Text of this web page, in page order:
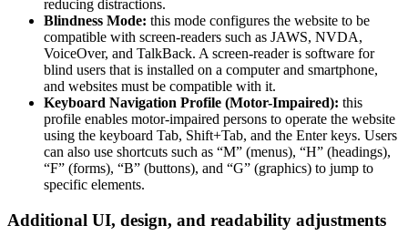
reducing distractions.
Blindness Mode: this mode configures the website to be
compatible with screen-readers such as JAWS, NVDA,
VoiceOver, and TalkBack. A screen-reader is software for
blind users that is installed on a computer and smartphone,
and websites must be compatible with it.
Keyboard Navigation Profile (Motor-Impaired): this
profile enables motor-impaired persons to operate the website
using the keyboard Tab, Shift+Tab, and the Enter keys. Users
can also use shortcuts such as “M” (menus), “H” (headings),
“F” (forms), “B” (buttons), and “G” (graphics) to jump to
specific elements.
Additional UI, design, and readability adjustments